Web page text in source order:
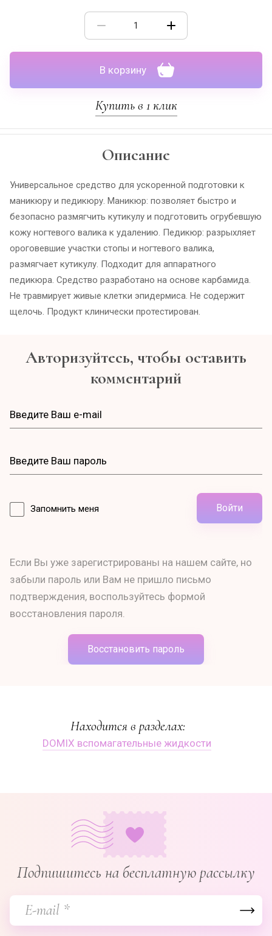
В корзину
Купить в 1 клик
Описание
Универсальное средство для ускоренной подготовки к
маникюру и педикюру. Маникюр: позволяет быстро и
безопасно размягчить кутикулу и подготовить огрубевшую
кожу ногтевого валика к удалению. Педикюр: разрыхляет
ороговевшие участки стопы и ногтевого валика,
размягчает кутикулу. Подходит для аппаратного
педикюра. Средство разработано на основе карбамида.
Не травмирует живые клетки эпидермиса. Не содержит
щелочь. Продукт клинически протестирован.
Авторизуйтесь, чтобы оставить
комментарий
Запомнить меня Войти
Если Вы уже зарегистрированы на нашем сайте, но
забыли пароль или Вам не пришло письмо
подтверждения, воспользуйтесь формой
восстановления пароля.
Восстановить пароль
Находится в разделах:
DOMIX вспомагательные жидкости
Подпишитесь на бесплатную рассылку